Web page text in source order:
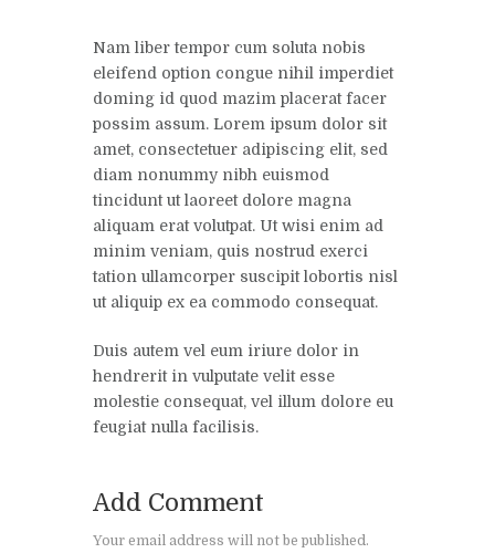
Nam liber tempor cum soluta nobis
eleifend option congue nihil imperdiet
doming id quod mazim placerat facer
possim assum. Lorem ipsum dolor sit
amet, consectetuer adipiscing elit, sed
diam nonummy nibh euismod
tincidunt ut laoreet dolore magna
aliquam erat volutpat. Ut wisi enim ad
minim veniam, quis nostrud exerci
tation ullamcorper suscipit lobortis nisl
ut aliquip ex ea commodo consequat.
Duis autem vel eum iriure dolor in
hendrerit in vulputate velit esse
molestie consequat, vel illum dolore eu
feugiat nulla facilisis.
Add Comment
Your email address will not be published.